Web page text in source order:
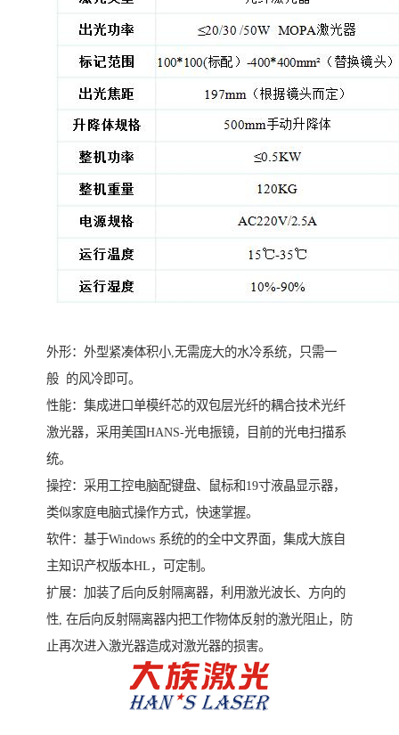
外形：外型紧凑体积小,无需庞大的水冷系统，只需一
般 的风冷即可。
性能：集成进口单模纤芯的双包层光纤的耦合技术光纤
激光器，采用美国HANS-光电振镜，目前的光电扫描系
统。
操控：采用工控电脑配键盘、鼠标和19寸液晶显示器，
类似家庭电脑式操作方式，快速掌握。
软件：基于Windows 系统的的全中文界面，集成大族自
主知识产权版本HL，可定制。
扩展：加装了后向反射隔离器，利用激光波长、方向的
性, 在后向反射隔离器内把工作物体反射的激光阻止，防
止再次进入激光器造成对激光器的损害。